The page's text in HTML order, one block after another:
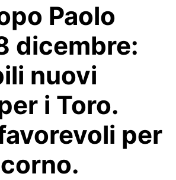
Paolo
dicembre:
nuovi
i Toro.
per